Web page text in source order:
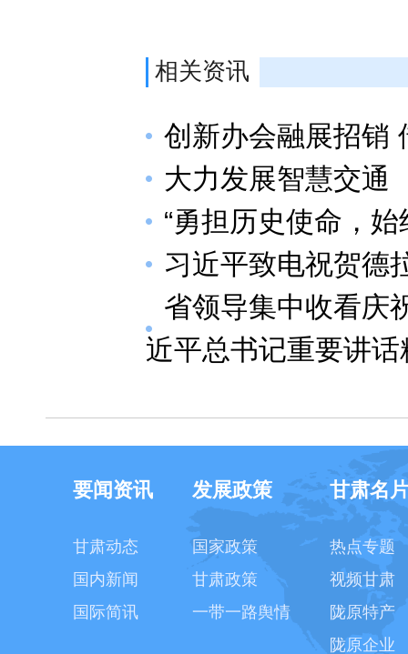
相关资讯
创新办会融展招销
大力发展智慧交通
“勇担历史使命，
习近平致电祝贺德
省领导集中收看庆
近平总书记重要讲话
要闻资讯
甘肃动态
国内新闻
国际简讯
发展政策
国家政策
甘肃政策
一带一路舆情
甘肃名
热点专题
视频甘肃
陇原特产
陇原企业